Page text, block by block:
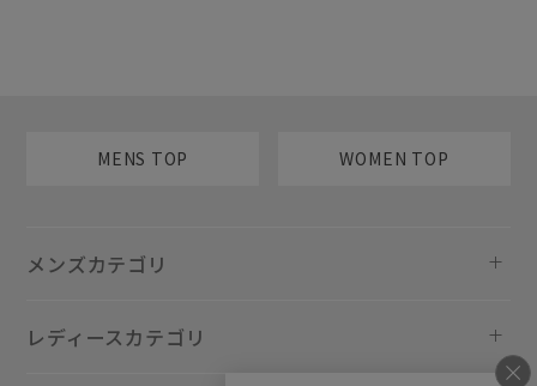
MENS TOP WOMEN TOP
メンズカテゴリ
レディースカテゴリ